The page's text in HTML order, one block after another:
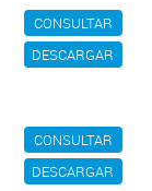
CONSULTAR
DESCARGAR
CONSULTAR
DESCARGAR